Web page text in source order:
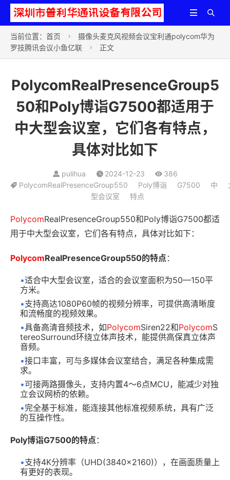


当前位置： 首页 
摄像头麦克风视频会议宝利通polycom华为
罗技腾讯会议小鱼亿联
 正文
PolycomRealPresenceGroup5
50和Poly博诣G7500都适用于
中大型会议室，它们各有特点，
具体对比如下
pulihua 2024-12-23
386
PolycomRealPresenceGroup550
Poly博诣 G7500 中
型会议室
特点
PolycomRealPresenceGroup550和Poly博诣G7500都适
用于中大型会议室，它们各有特点，具体对比如下：
PolycomRealPresenceGroup550的特点 ：
•适合中大型会议室，适合的会议室面积为50—150平
方米。
•支持高达1080P60帧的视频分辨率，可提供高清晰度
和流畅度的视频效果。
•具备高清音频技术，如PolycomSiren22和PolycomS
tereoSurround环绕立体声技术，能提供高保真立体声
音频。
•接口丰富，可与多媒体会议室结合，满足各种集成需
求。
•可接两路摄像头，支持内置4～6点MCU，能减少对独
立会议网桥的依赖。
•完全基于标准，能连接其他标准视频系统，具有广泛
的互操作性。
Poly博诣G7500的特点 ：
•支持4K分辨率（UHD(3840x2160)），在画面质量上
有更好的表现。